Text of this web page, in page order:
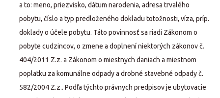
a to: meno, priezvisko, dátum narodenia, adresa trvalého
pobytu, číslo a typ predloženého dokladu totožnosti, víza, príp.
doklady o účele pobytu. Táto povinnosť sa riadi Zákonom o
pobyte cudzincov, o zmene a doplnení niektorých zákonov č.
404/2011 Z.z. a Zákonom o miestnych daniach a miestnom
poplatku za komunálne odpady a drobné stavebné odpady č.
582/2004 Z.z.. Podľa týchto právnych predpisov je ubytovacie